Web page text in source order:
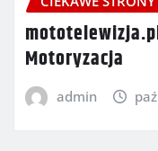
Motoryzacja
admin